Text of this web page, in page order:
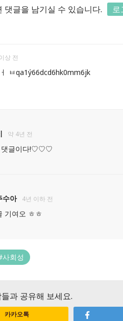
댓글을 남기실 수 있습니다. 로
상 전
ㅂqa1ý66dcd6hk0mm6jk
약 4년 전
댓글이다!♡♡♡
수아 4년 이하 전
기여오 ㅎㅎ
사회성
과 공유해 보세요.
카카오톡